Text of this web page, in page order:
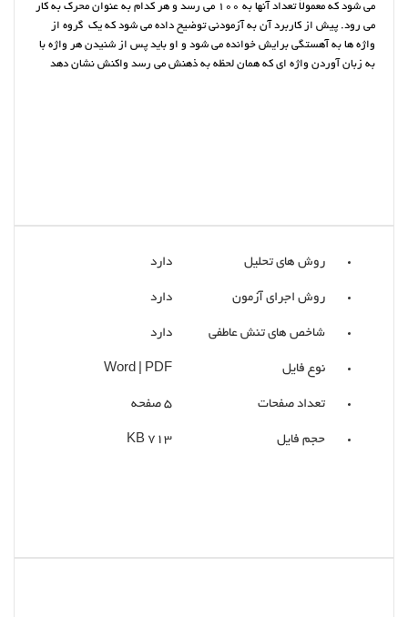
می شود که معمولاً تعداد آنها به 100 می رسد و هر کدام به عنوان محرک به کار
می رود. پیش از کاربرد آن به آزمودنی توضیح داده می شود که یک گروه از
واژه ها به آهستگی برایش خوانده می شود و او باید پس از شنیدن هر واژه با
به زبان آوردن واژه ای که همان لحظه به ذهنش می رسد واکنش نشان دهد
روش های تحلیل دارد
روش اجرای آزمون دارد
شاخص های تنش عاطفی دارد
نوع فایل Word | PDF
تعداد صفحات 5 صفحه
حجم فایل 713 KB